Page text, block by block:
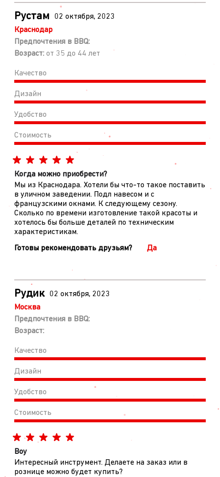
Рустам
02 октября, 2023
Краснодар
Предпочтения в BBQ:
Возраст: от 35 до 44 лет
Качество
Дизайн
Удобство
Стоимость
Когда можно приобрести?
Мы из Краснодара. Хотели бы что-то такое поставить
в уличном заведении. Подл навесом и с
французскими окнами. К следующему сезону.
Сколько по времени изготовление такой красоты и
хотелось бы больше деталей по техническим
характеристикам.
Готовы рекомендовать друзьям? Да
Рудик
02 октября, 2023
Москва
Предпочтения в BBQ:
Возраст:
Качество
Дизайн
Удобство
Стоимость
Воу
Интересный инструмент. Делаете на заказ или в
рознице можно будет купить?